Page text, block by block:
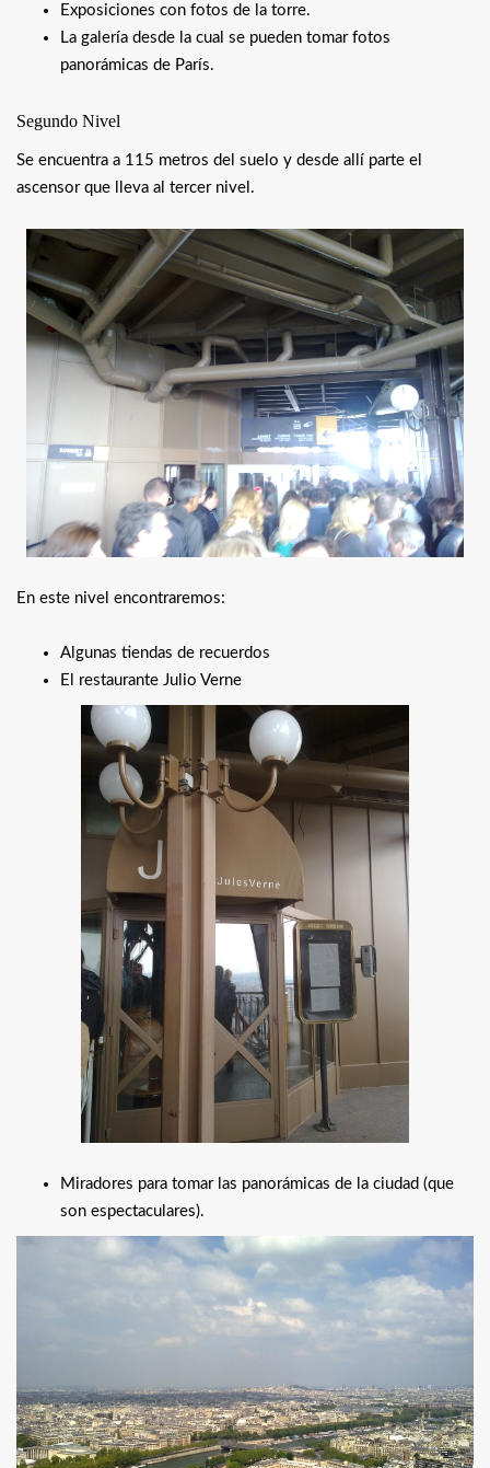
Exposiciones con fotos de la torre.
La galería desde la cual se pueden tomar fotos
panorámicas de París.
Segundo Nivel
Se encuentra a 115 metros del suelo y desde allí parte el
ascensor que lleva al tercer nivel.
En este nivel encontraremos:
Algunas tiendas de recuerdos
El restaurante Julio Verne
Miradores para tomar las panorámicas de la ciudad (que
son espectaculares).